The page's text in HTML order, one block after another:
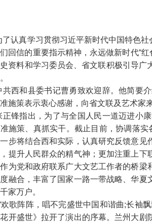
了认真学习贯彻习近平新时代中国特色
回信的重要指示精神，永远做新时代“
资料和学习委员会、省文联积极引导广
共西和县委书记曹勇致欢迎辞。他简要
施策表示衷心感谢，向省文联及艺术家
正锋指出，为了与全国人民一道迈进小
施策 真抓实干。截止目前，协调落实
步将结合西和实际，认真研究反馈意
提升人民群众的精气神；更加注重上下
为党和政府联系广大文艺工作者的桥
融合，丰富了国家一路一带战略、华
家万户。
歌阵阵，唱不完盛世中国和谐曲;长袖
开盛世》拉开了演出的序幕。兰州大